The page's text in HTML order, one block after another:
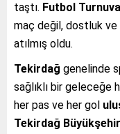
taştı. Futbol
maç değil, dostluk ve
atılmış oldu.
Tekirdağ genelinde
sağlıklı bir geleceğe
her pas ve her gol
Tekirdağ